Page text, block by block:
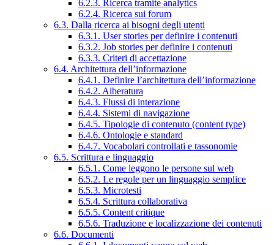
6.2.3. Ricerca tramite analytics
6.2.4. Ricerca sui forum
6.3. Dalla ricerca ai bisogni degli utenti
6.3.1. User stories per definire i contenuti
6.3.2. Job stories per definire i contenuti
6.3.3. Criteri di accettazione
6.4. Architettura dell’informazione
6.4.1. Definire l’architettura dell’informazione
6.4.2. Alberatura
6.4.3. Flussi di interazione
6.4.4. Sistemi di navigazione
6.4.5. Tipologie di contenuto (content type)
6.4.6. Ontologie e standard
6.4.7. Vocabolari controllati e tassonomie
6.5. Scrittura e linguaggio
6.5.1. Come leggono le persone sul web
6.5.2. Le regole per un linguaggio semplice
6.5.3. Microtesti
6.5.4. Scrittura collaborativa
6.5.5. Content critique
6.5.6. Traduzione e localizzazione dei contenuti
6.6. Documenti